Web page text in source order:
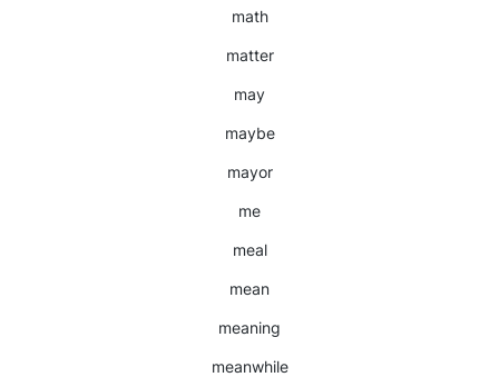
math
matter
may
maybe
mayor
me
meal
mean
meaning
meanwhile